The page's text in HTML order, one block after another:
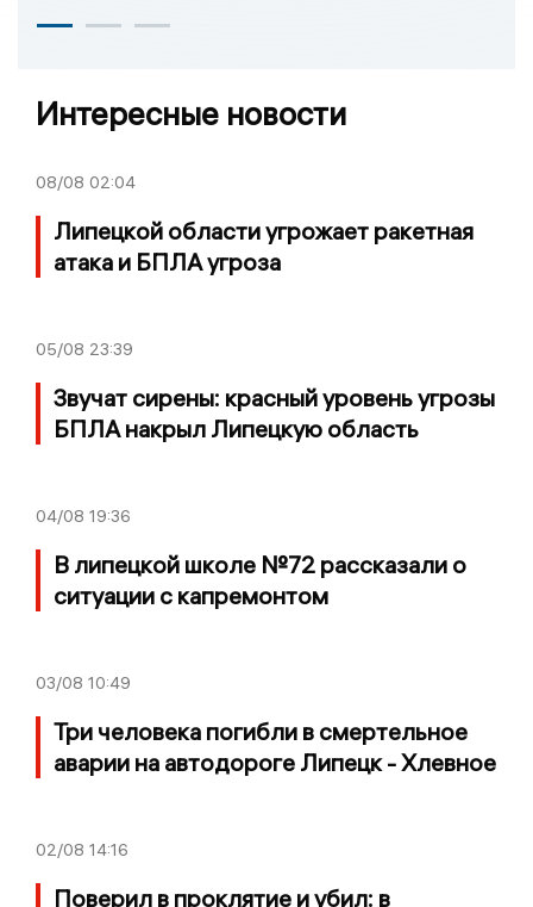
Интересные новости
08/08 02:04
Липецкой области угрожает ракетная
атака и БПЛА угроза
05/08 23:39
Звучат сирены: красный уровень угрозы
БПЛА накрыл Липецкую область
04/08 19:36
В липецкой школе №72 рассказали о
ситуации с капремонтом
03/08 10:49
Три человека погибли в смертельное
аварии на автодороге Липецк - Хлевное
02/08 14:16
Поверил в проклятие и убил: в